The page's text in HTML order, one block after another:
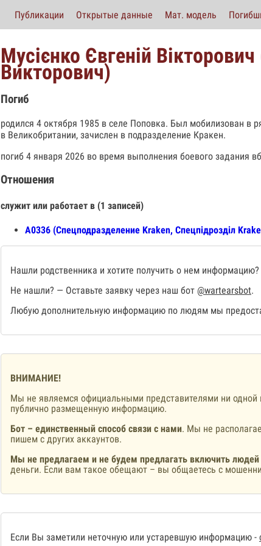
Публикации Открытые данные Мат. модель
Мусієнко Євгеній
Викторович)
Погиб
родился 4 октября 1985 в селе Поповка. Был мобилизован
в Великобритании, зачислен в подразделение Кракен.
погиб 4 января 2026 во время выполнения боевого задания
Отношения
служит или работает в (1 записей)
А0336 (Спецподразделение Kraken, Спецпiдроздiл
Нашли родственника и хотите получить о нем
Не нашли? — Оставьте заявку через наш бот @wartearsbot.
Любую дополнительную информацию по людям мы
ВНИМАНИЕ!
Мы не являемся официальными представителями ни одной
публично размещенную информацию.
Бот – единственный способ связи с нами. Мы не
пишем с других аккаунтов.
Мы не предлагаем и не будем предлагать включить людей
деньги. Если вам такое обещают – вы общаетесь с
Если Вы заметили неточную или устаревшую информацию -